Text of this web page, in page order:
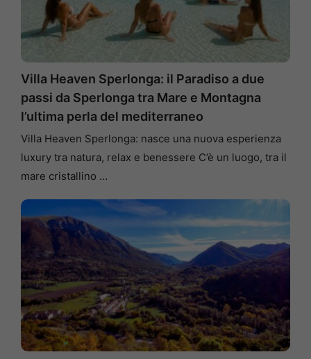
Villa Heaven Sperlonga: il Paradiso a due
passi da Sperlonga tra Mare e Montagna
l’ultima perla del mediterraneo
Villa Heaven Sperlonga: nasce una nuova esperienza
luxury tra natura, relax e benessere C’è un luogo, tra il
mare cristallino …